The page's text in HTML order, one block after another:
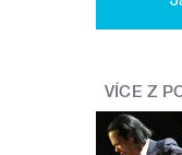
VÍCE Z